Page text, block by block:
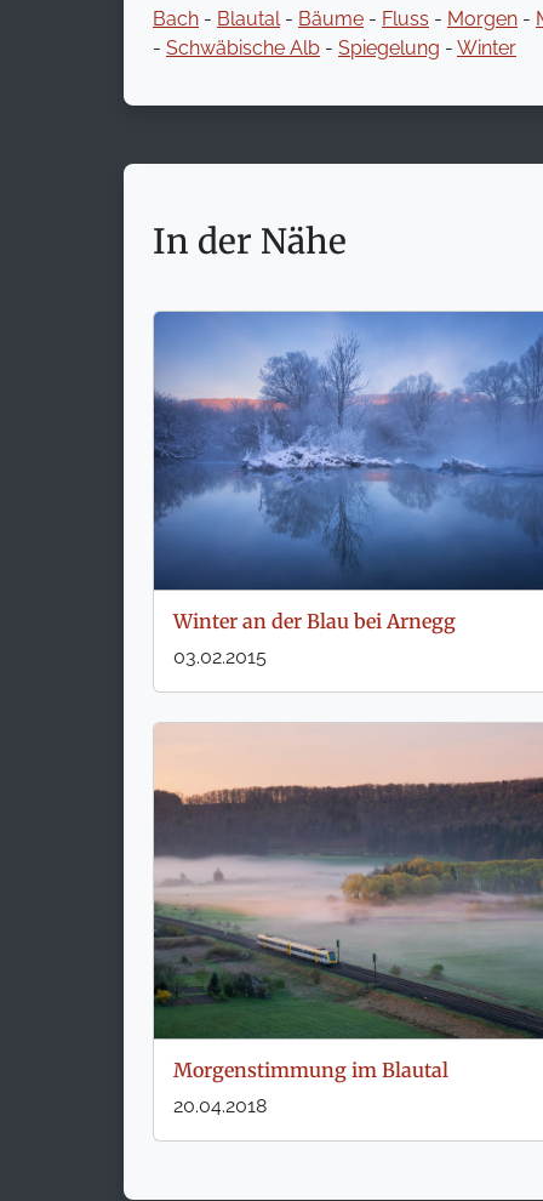
Bach - Blautal- Bäume - Fluss - Morgen -
- Schwäbische Alb - Spiegelung - Winter
In der Nähe
Winter an der Blau bei Arnegg
03.02.2015
Morgenstimmung im Blautal
20.04.2018